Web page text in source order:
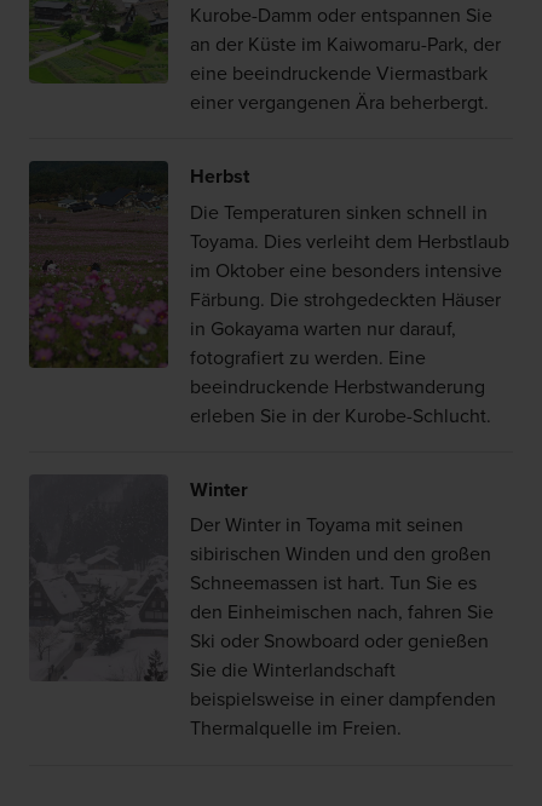
Kurobe-Damm oder entspannen Sie
an der Küste im Kaiwomaru-Park, der
eine beeindruckende Viermastbark
einer vergangenen Ära beherbergt.
Herbst
Die Temperaturen sinken schnell in
Toyama. Dies verleiht dem Herbstlaub
im Oktober eine besonders intensive
Färbung. Die strohgedeckten Häuser
in Gokayama warten nur darauf,
fotografiert zu werden. Eine
beeindruckende Herbstwanderung
erleben Sie in der Kurobe-Schlucht.
Winter
Der Winter in Toyama mit seinen
sibirischen Winden und den großen
Schneemassen ist hart. Tun Sie es
den Einheimischen nach, fahren Sie
Ski oder Snowboard oder genießen
Sie die Winterlandschaft
beispielsweise in einer dampfenden
Thermalquelle im Freien.